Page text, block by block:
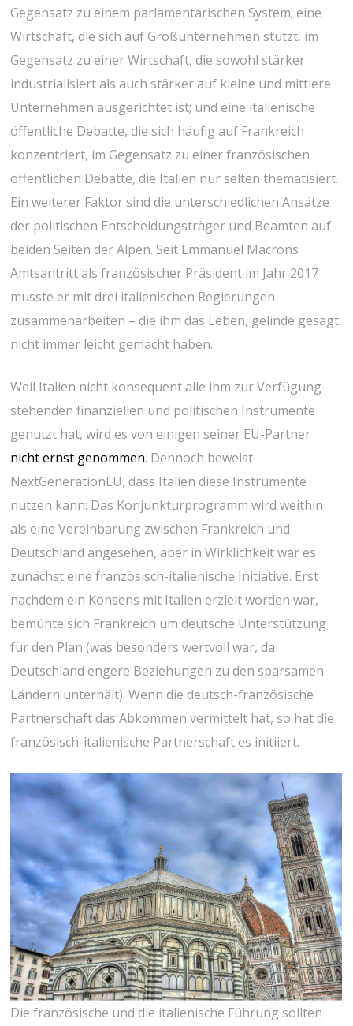
Gegensatz zu einem parlamentarischen System; eine
Wirtschaft, die sich auf Großunternehmen stützt, im
Gegensatz zu einer Wirtschaft, die sowohl stärker
industrialisiert als auch stärker auf kleine und mittlere
Unternehmen ausgerichtet ist; und eine italienische
öffentliche Debatte, die sich häufig auf Frankreich
konzentriert, im Gegensatz zu einer französischen
öffentlichen Debatte, die Italien nur selten thematisiert.
Ein weiterer Faktor sind die unterschiedlichen Ansätze
der politischen Entscheidungsträger und Beamten auf
beiden Seiten der Alpen. Seit Emmanuel Macrons
Amtsantritt als französischer Präsident im Jahr 2017
musste er mit drei italienischen Regierungen
zusammenarbeiten – die ihm das Leben, gelinde gesagt,
nicht immer leicht gemacht haben.
Weil Italien nicht konsequent alle ihm zur Verfügung
stehenden finanziellen und politischen Instrumente
genutzt hat, wird es von einigen seiner EU-Partner
nicht ernst genommen. Dennoch beweist
NextGenerationEU, dass Italien diese Instrumente
nutzen kann: Das Konjunkturprogramm wird weithin
als eine Vereinbarung zwischen Frankreich und
Deutschland angesehen, aber in Wirklichkeit war es
zunächst eine französisch-italienische Initiative. Erst
nachdem ein Konsens mit Italien erzielt worden war,
bemühte sich Frankreich um deutsche Unterstützung
für den Plan (was besonders wertvoll war, da
Deutschland engere Beziehungen zu den sparsamen
Ländern unterhält). Wenn die deutsch-französische
Partnerschaft das Abkommen vermittelt hat, so hat die
französisch-italienische Partnerschaft es initiiert.
Die französische und die italienische Führung sollten